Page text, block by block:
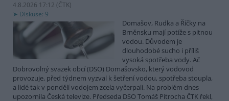
4.8.2026 17:12 (ČTK)
Diskuse: 9
Domašov, Rudka a Říčky na
Brněnsku mají potíže s pitnou
vodou. Důvodem je
dlouhodobé sucho i příliš
vysoká spotřeba vody. Ač
Dobrovolný svazek obcí (DSO) Domašovsko, který vodovod
provozuje, před týdnem vyzval k šetření vodou, spotřeba stoupla,
a lidé tak v pondělí vodojem zcela vyčerpali. Na problém dnes
upozornila Česká televize. Předseda DSO Tomáš Pitrocha ČTK řekl,